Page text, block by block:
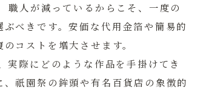
職人が減っているからこそ、一度の
べきです。安価な代用金箔や簡易的
コストを増大させます。
実際にどのような作品を手掛けてき
祇園祭の鉾頭や有名百貨店の象徴的